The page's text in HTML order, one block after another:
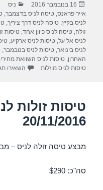
e
b
o
o
gr
a
m
פורסם
בתאריך
16 בנובמבר 2016 ניס
אייר פראנס,טיסה לניס בדצמבר,
לניס בקיץ,טיסה לניס דרך ציריך,
זולה,טיסה לניס כיוון אחד,טיסות
לניס אל על,טיסות לניס ארקיע,
לניס בינואר,טיסות לניס בנובמבר,
האחרון,טיסות לניס השוואת
טיסות לניס מוזלות
השאירו
טיסות זולות
20/11/2016
מבצע טיסה זולה לניס –
סה"כ: $290